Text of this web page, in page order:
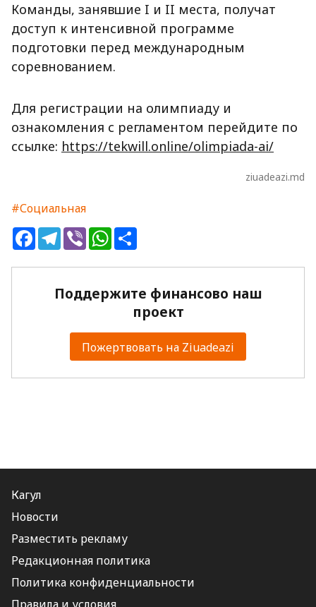
Команды, занявшие I и II места, получат
доступ к интенсивной программе
подготовки перед международным
соревнованием.
Для регистрации на олимпиаду и
ознакомления с регламентом перейдите по
ссылке: https://tekwill.online/olimpiada-ai/
ziuadeazi.md
#Социальная
FacebookTelegram
ViberWhatsApp
Поддержите финансово наш
проект
Пожертвовать на Ziuadeazi
Кагул
Новости
Разместить рекламу
Редакционная политика
Политика конфиденциальности